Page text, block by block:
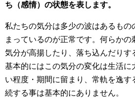
ち（感情）の状態を表します。
私たちの気分は多少の波はあるもの
まっているのが正常です。何らかの
気分が高揚したり、落ち込んだりす
基本的にはこの気分の変化は生活に
い程度・期間に留まり、常軌を逸す
続する事は基本的にありません。